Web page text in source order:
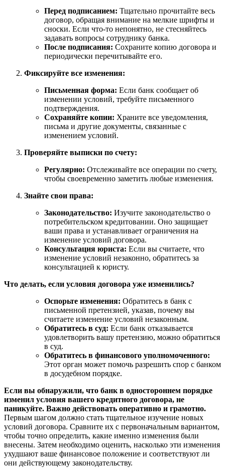
Перед подписанием: Тщательно прочитайте весь
договор, обращая внимание на мелкие шрифты и
сноски. Если что-то непонятно, не стесняйтесь
задавать вопросы сотруднику банка.
После подписания: Сохраните копию договора и
периодически перечитывайте его.
Фиксируйте все изменения:
Письменная форма: Если банк сообщает об
изменении условий, требуйте письменного
подтверждения.
Сохраняйте копии: Храните все уведомления,
письма и другие документы, связанные с
изменением условий.
Проверяйте выписки по счету:
Регулярно: Отслеживайте все операции по счету,
чтобы своевременно заметить любые изменения.
Знайте свои права:
Законодательство: Изучите законодательство о
потребительском кредитовании. Оно защищает
ваши права и устанавливает ограничения на
изменение условий договора.
Консультация юриста: Если вы считаете, что
изменение условий незаконно, обратитесь за
консультацией к юристу.
Что делать, если условия договора уже изменились?
Оспорьте изменения: Обратитесь в банк с
письменной претензией, указав, почему вы
считаете изменение условий незаконным.
Обратитесь в суд: Если банк отказывается
удовлетворить вашу претензию, можно обратиться
в суд.
Обратитесь в финансового уполномоченного:
Этот орган может помочь разрешить спор с банком
в досудебном порядке.
Если вы обнаружили, что банк в одностороннем порядке
изменил условия вашего кредитного договора, не
паникуйте. Важно действовать оперативно и грамотно.
Первым шагом должно стать тщательное изучение новых
условий договора. Сравните их с первоначальным вариантом,
чтобы точно определить, какие именно изменения были
внесены. Затем необходимо оценить, насколько эти изменения
ухудшают ваше финансовое положение и соответствуют ли
они действующему законодательству.